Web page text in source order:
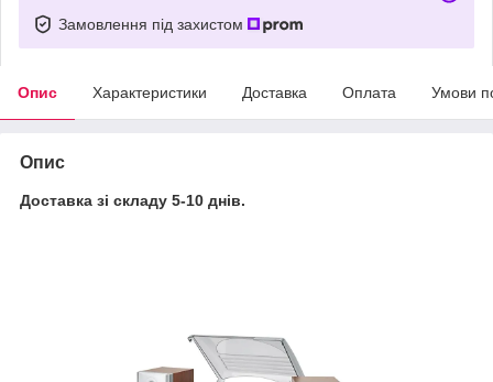
Замовлення під захистом
Опис Характеристики Доставка Оплата Умови
Опис
Доставка зі складу 5-10 днів.